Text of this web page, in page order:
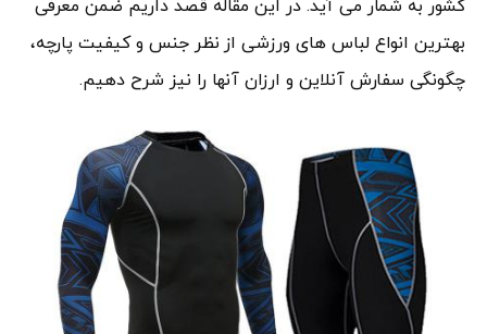
کشور به شمار می آید. در این مقاله قصد داریم ضمن معرفی
بهترین انواع لباس های ورزشی از نظر جنس و کیفیت پارچه،
چگونگی سفارش آنلاین و ارزان آنها را نیز شرح دهیم.